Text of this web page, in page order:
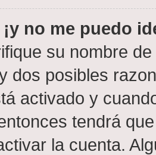
no me puedo
su nombre
dos posibles
activado y
tendrá
la cuenta.